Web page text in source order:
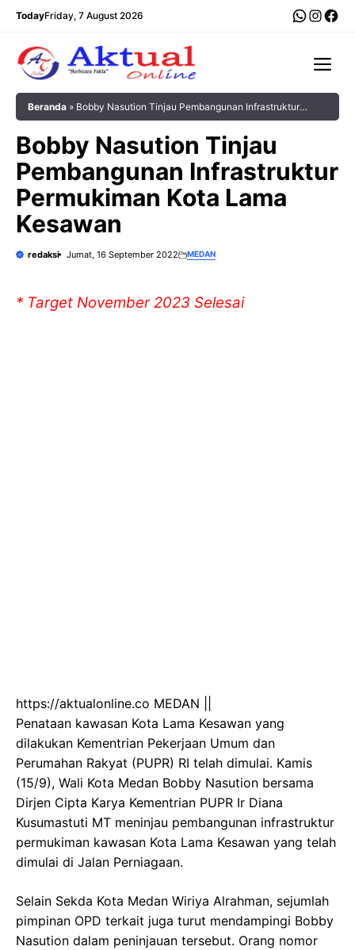
Langsung
TodayFriday, 7 August 2026
Beranda » Bobby Nasution Tinjau Pembangunan Infrastruktur
Bobby Nasution Tinjau
Pembangunan Infrastruktur
Permukiman Kota Lama
Kesawan
redaksi Jumat, 16 September 2022 MEDAN
* Target November 2023 Selesai
https://aktualonline.co MEDAN ||
Penataan kawasan Kota Lama Kesawan yang
dilakukan Kementrian Pekerjaan Umum dan
Perumahan Rakyat (PUPR) RI telah dimulai. Kamis
(15/9), Wali Kota Medan Bobby Nasution bersama
Dirjen Cipta Karya Kementrian PUPR Ir Diana
Kusumastuti MT meninjau pembangunan infrastruktur
permukiman kawasan Kota Lama Kesawan yang telah
dimulai di Jalan Perniagaan.
Selain Sekda Kota Medan Wiriya Alrahman, sejumlah
pimpinan OPD terkait juga turut mendampingi Bobby
Nasution dalam peninjauan tersebut. Orang nomor